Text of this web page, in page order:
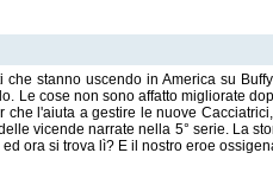
stanno uscendo in America su
Le cose non sono affatto migliorate
l'aiuta a gestire le nuove
vicende narrate nella 5° serie. La
ora si trova lì? E il nostro eroe